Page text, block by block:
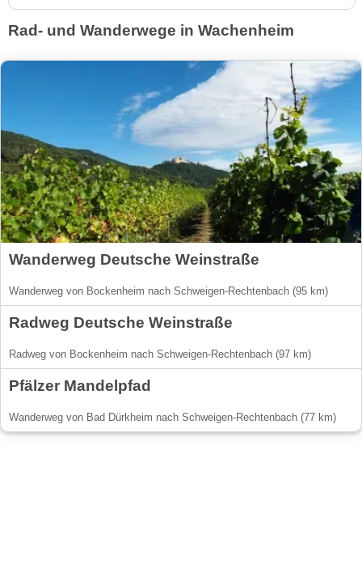
Rad- und Wanderwege in Wachenheim
Wanderweg Deutsche Weinstraße
Wanderweg von Bockenheim nach Schweigen-Rechtenbach (95 km)
Radweg Deutsche Weinstraße
Radweg von Bockenheim nach Schweigen-Rechtenbach (97 km)
Pfälzer Mandelpfad
Wanderweg von Bad Dürkheim nach Schweigen-Rechtenbach (77 km)